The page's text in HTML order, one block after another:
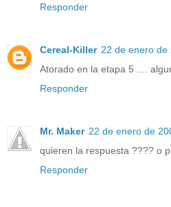
Responder
Cereal-Killer 22 de enero de
Atorado en la etapa 5 ....
Responder
Mr. Maker 22 de enero de
quieren la respuesta ???? o
Responder